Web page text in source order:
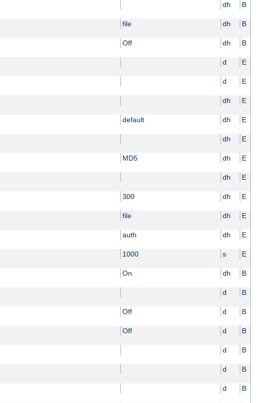
dh B
file dh B
Off dh B
d E
d E
dh E
default dh E
dh E
MD5 dh E
dh E
300 dh E
file dh E
auth dh E
1000 s E
On dh B
d B
Off d B
Off d B
d B
d B
d B